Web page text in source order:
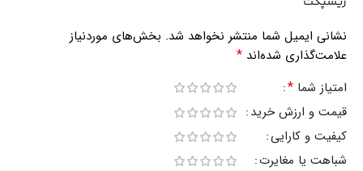
نشانی ایمیل شما منتشر نخواهد شد. بخش‌های موردنیاز
علامت‌گذاری شده‌اند *
امتیاز شما *
قیمت و ارزش خرید
کیفیت و کارایی
شباهت یا مغایرت